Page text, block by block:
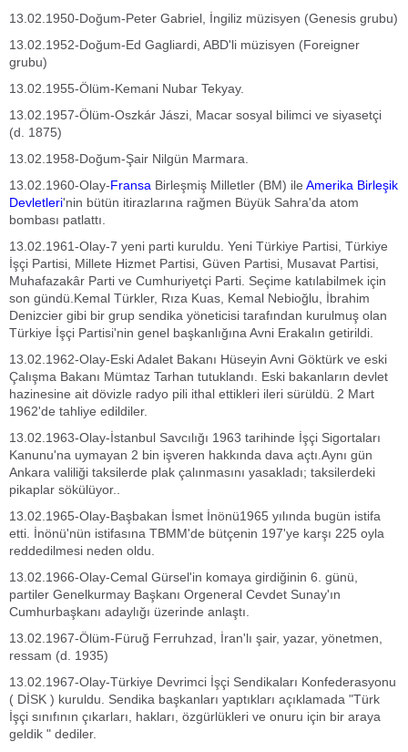
13.02.1950-Doğum-Peter Gabriel, İngiliz müzisyen (Genesis grubu)
13.02.1952-Doğum-Ed Gagliardi, ABD'li müzisyen (Foreigner
grubu)
13.02.1955-Ölüm-Kemani Nubar Tekyay.
13.02.1957-Ölüm-Oszkár Jászi, Macar sosyal bilimci ve siyasetçi
(d. 1875)
13.02.1958-Doğum-Şair Nilgün Marmara.
13.02.1960-Olay-Fransa Birleşmiş Milletler (BM) ile Amerika Birleşik
Devletleri'nin bütün itirazlarına rağmen Büyük Sahra'da atom
bombası patlattı.
13.02.1961-Olay-7 yeni parti kuruldu. Yeni Türkiye Partisi, Türkiye
İşçi Partisi, Millete Hizmet Partisi, Güven Partisi, Musavat Partisi,
Muhafazakâr Parti ve Cumhuriyetçi Parti. Seçime katılabilmek için
son gündü.Kemal Türkler, Rıza Kuas, Kemal Nebioğlu, İbrahim
Denizcier gibi bir grup sendika yöneticisi tarafından kurulmuş olan
Türkiye İşçi Partisi'nin genel başkanlığına Avni Erakalın getirildi.
13.02.1962-Olay-Eski Adalet Bakanı Hüseyin Avni Göktürk ve eski
Çalışma Bakanı Mümtaz Tarhan tutuklandı. Eski bakanların devlet
hazinesine ait dövizle radyo pili ithal ettikleri ileri sürüldü. 2 Mart
1962'de tahliye edildiler.
13.02.1963-Olay-İstanbul Savcılığı 1963 tarihinde İşçi Sigortaları
Kanunu'na uymayan 2 bin işveren hakkında dava açtı.Aynı gün
Ankara valiliği taksilerde plak çalınmasını yasakladı; taksilerdeki
pikaplar sökülüyor..
13.02.1965-Olay-Başbakan İsmet İnönü1965 yılında bugün istifa
etti. İnönü'nün istifasına TBMM'de bütçenin 197'ye karşı 225 oyla
reddedilmesi neden oldu.
13.02.1966-Olay-Cemal Gürsel'in komaya girdiğinin 6. günü,
partiler Genelkurmay Başkanı Orgeneral Cevdet Sunay'ın
Cumhurbaşkanı adaylığı üzerinde anlaştı.
13.02.1967-Ölüm-Füruğ Ferruhzad, İran'lı şair, yazar, yönetmen,
ressam (d. 1935)
13.02.1967-Olay-Türkiye Devrimci İşçi Sendikaları Konfederasyonu
( DİSK ) kuruldu. Sendika başkanları yaptıkları açıklamada "Türk
İşçi sınıfının çıkarları, hakları, özgürlükleri ve onuru için bir araya
geldik " dediler.